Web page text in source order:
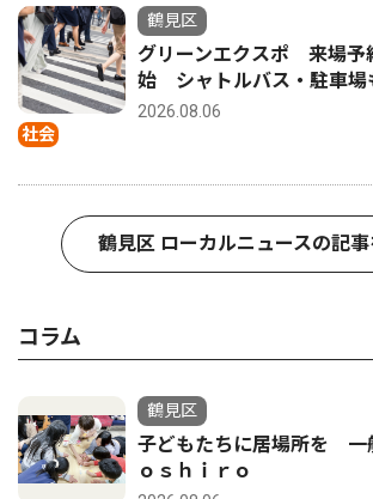
社会
鶴見区
グリーンエクスポ 来場予
始 シャトルバス・駐車場
2026.08.06
鶴見区 ローカルニュースの記
コラム
鶴見区
子どもたちに居場所を 一
ｏｓｈｉｒｏ